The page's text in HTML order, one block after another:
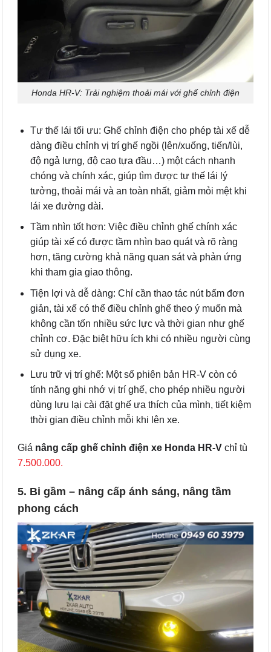
Honda HR-V: Trải nghiệm thoải mái với ghế chỉnh điện
Tư thế lái tối ưu: Ghế chỉnh điện cho phép tài xế dễ
dàng điều chỉnh vị trí ghế ngồi (lên/xuống, tiến/lùi,
độ ngả lưng, độ cao tựa đầu…) một cách nhanh
chóng và chính xác, giúp tìm được tư thế lái lý
tưởng, thoải mái và an toàn nhất, giảm mỏi mệt khi
lái xe đường dài.
Tầm nhìn tốt hơn: Việc điều chỉnh ghế chính xác
giúp tài xế có được tầm nhìn bao quát và rõ ràng
hơn, tăng cường khả năng quan sát và phản ứng
khi tham gia giao thông.
Tiện lợi và dễ dàng: Chỉ cần thao tác nút bấm đơn
giản, tài xế có thể điều chỉnh ghế theo ý muốn mà
không cần tốn nhiều sức lực và thời gian như ghế
chỉnh cơ. Đặc biệt hữu ích khi có nhiều người cùng
sử dụng xe.
Lưu trữ vị trí ghế: Một số phiên bản HR-V còn có
tính năng ghi nhớ vị trí ghế, cho phép nhiều người
dùng lưu lại cài đặt ghế ưa thích của mình, tiết kiệm
thời gian điều chỉnh mỗi khi lên xe.
Giá nâng cấp ghế chỉnh điện xe Honda HR-V chỉ tù
7.500.000.
5. Bi gầm – nâng cấp ánh sáng, nâng tầm
phong cách